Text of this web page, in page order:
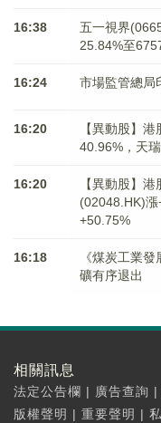
16:38
五一視界
25.84%至
16:24 市場監管總局
16:20
【異動股】
40.96%，天
16:20
【異動股】
(02048.HK)
+50.75%
16:18
《煤炭工業
礦有序退出
相關訊息
法定公告欄 | 廣告查詢 |
版權聲明 | 重要聲明 |